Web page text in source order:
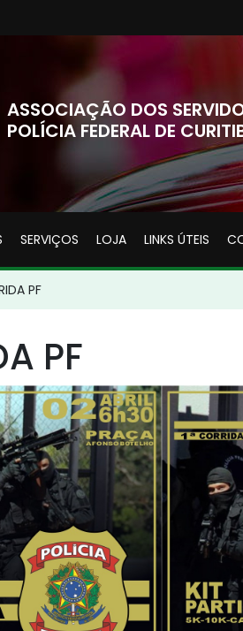
ASSOCIAÇÃO DOS
POLÍCIA FEDERAL DE
SERVIÇOS LOJA LINKS ÚTEIS
PF
PF